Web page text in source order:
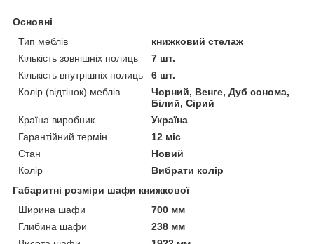
Основні
Тип меблів
книжковий стелаж
Кількість зовнішніх полиць
7 шт.
Кількість внутрішніх полиць
6 шт.
Колір (відтінок) меблів
Чорний, Венге, Дуб сонома,
Білий, Сірий
Країна виробник
Україна
Гарантійний термін
12 міс
Стан
Новий
Колір
Вибрати колір
Габаритні розміри шафи книжкової
Ширина шафи
700 мм
Глибина шафи
238 мм